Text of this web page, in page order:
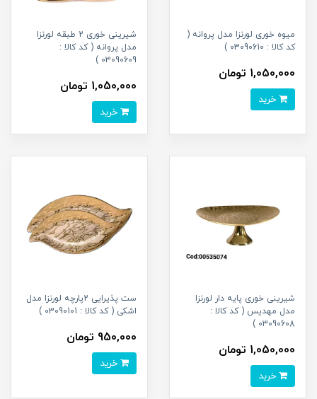
میوه خوری لورنزا مدل پروانه (
کد کالا : 03090610 )
1,050,000 تومان
شیرینی خوری 2 طبقه لورنزا
مدل پروانه ( کد کالا :
03090609 )
1,050,000 تومان
شیرینی خوری پایه دار لورنزا
مدل مهدیس ( کد کالا :
03090608 )
1,050,000 تومان
ست پذیرایی 2پارچه لورنزا مدل
اشکی ( کد کالا : 03090101 )
950,000 تومان